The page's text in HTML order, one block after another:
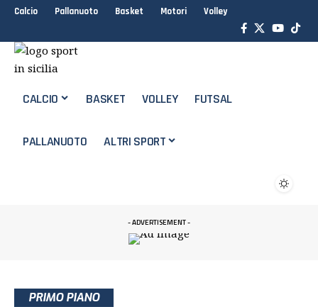
Calcio Pallanuoto Basket Motori Volley
CALCIO BASKET VOLLEY FUTSAL
PALLANUOTO ALTRI SPORT
- ADVERTISEMENT -
PRIMO PIANO